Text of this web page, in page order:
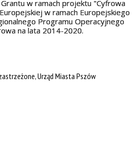
w ramach projektu "Cyfrowa
w ramach Europejskiego
Programu Operacyjnego
na lata 2014-2020.
Urząd Miasta Pszów